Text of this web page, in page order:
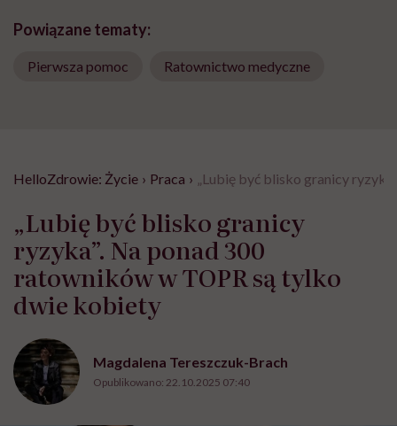
Powiązane tematy:
Pierwsza pomoc Ratownictwo medyczne
HelloZdrowie: Życie › Praca › „Lubię być blisko granicy
„Lubię być blisko granicy
ryzyka”. Na ponad 300
ratowników w TOPR są tylko
dwie kobiety
Magdalena Tereszczuk-Brach
Opublikowano: 22.10.2025 07:40